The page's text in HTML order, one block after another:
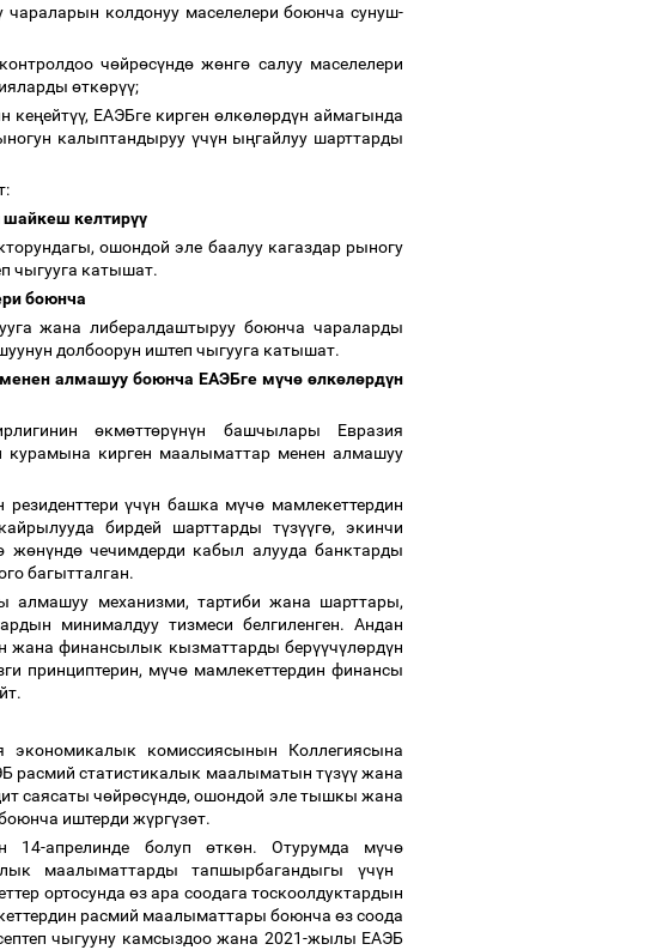
колдонуу маселелери боюнча сунуш-
чөйрөсүндө жөнгө салуу маселелери
өткөрүү;
кеңейтүү, ЕАЭБге кирген өлкөлөрдүн аймагында
калыптандыруу үчүн ыңгайлуу шарттарды
келтирүү
ошондой эле баалуу кагаздар рыногу
чыгууга катышат.
боюнча
жана либералдаштыруу боюнча чараларды
долбоорун иштеп чыгууга катышат.
алмашуу боюнча ЕАЭБге мүчө өлкөлөрдүн
өкмөттөрүнүн башчылары Евразия
кирген маалыматтар менен алмашуу
резиденттериүчүн башка мүчө мамлекеттердин
бирдей шарттарды түзүүгө, экинчи
жөнүндөчечимдерди кабыл алууда банктарды
багытталган.
алмашуу механизми, тартиби жана шарттары,
минималдуу тизмеси белгиленген. Андан
жана финансылык кызматтарды берүүчүлөрдүн
принциптерин, мүчө мамлекеттердин финансы
экономикалык комиссиясынын Коллегиясына
расмий статистикалык маалыматын түзүүжана
саясаты чөйрөсүндө, ошондой эле тышкы жана
иштерди жүргүзөт.
14-апрелинде болуп өткөн. Отурумда мүчө
маалыматтарды тапшырбагандыгы үчүн
ортосундаөз ара соодага тоскоолдуктардын
расмий маалыматтары боюнча өз соода
чыгууну камсыздоо жана 2021-жылы ЕАЭБ